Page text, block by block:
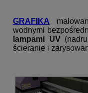
GRAFIKA
wodnymi
lampami UV
ścieranie i